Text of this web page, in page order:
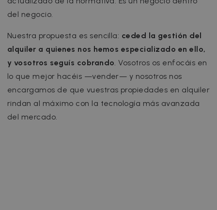
del negocio.
Nuestra propuesta es sencilla: ceded la gestión del
alquiler a quienes nos hemos especializado en ello,
y vosotros seguís cobrando . Vosotros os enfocáis en
lo que mejor hacéis —vender— y nosotros nos
encargamos de que vuestras propiedades en alquiler
rindan al máximo con la tecnología más avanzada
del mercado.